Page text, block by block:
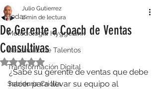
Todas
Metodología HyggeLink
Desarrollo de Talentos
Transformación Digital
Sabiduría Criolla
De Gerente a Coach de Ventas
Consultivas
Julio Gutierrez
2 min de lectura
Obtuvo NaN de 5 estrellas.
¿Sabe su gerente de ventas que debe
hacer para llevar su equipo al